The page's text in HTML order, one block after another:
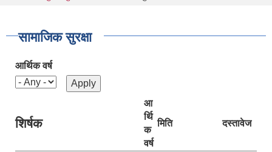
सामाजिक सुरक्षा
आर्थिक वर्ष
शिर्षक
आ
र्थि
क
वर्ष
मिति दस्तावेज